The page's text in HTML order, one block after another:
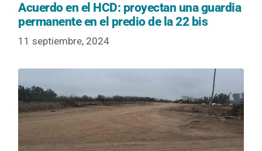
Acuerdo en el HCD: proyectan una guardia
permanente en el predio de la 22 bis
11 septiembre, 2024